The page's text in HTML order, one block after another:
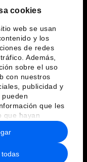
cookies
web se usan
y los
de redes
Además,
sobre el uso
con nuestros
publicidad y
que les
que hayan
que haya
todas
de uso